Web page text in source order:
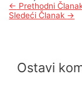
← Prethodni
Sledeći Članak →
Ostavi